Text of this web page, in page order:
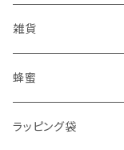
雑貨
蜂蜜
ラッピング袋